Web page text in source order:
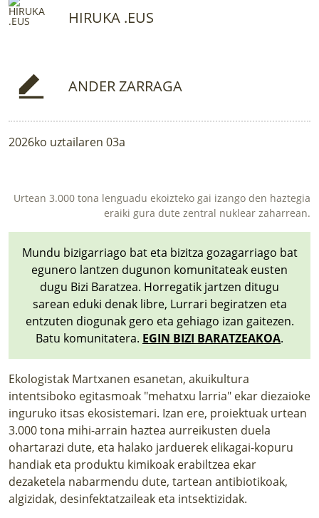
HIRUKA .EUS
ANDER ZARRAGA
2026ko uztailaren 03a
Urtean 3.000 tona lenguadu ekoizteko gai izango den haztegia
eraiki gura dute zentral nuklear zaharrean.
Mundu bizigarriago bat eta bizitza gozagarriago bat
egunero lantzen dugunon komunitateak eusten
dugu Bizi Baratzea. Horregatik jartzen ditugu
sarean eduki denak libre, Lurrari begiratzen eta
entzuten diogunak gero eta gehiago izan gaitezen.
Batu komunitatera. EGIN BIZI BARATZEAKOA.
Ekologistak Martxanen esanetan, akuikultura
intentsiboko egitasmoak "mehatxu larria" ekar diezaioke
inguruko itsas ekosistemari. Izan ere, proiektuak urtean
3.000 tona mihi-arrain haztea aurreikusten duela
ohartarazi dute, eta halako jarduerek elikagai-kopuru
handiak eta produktu kimikoak erabiltzea ekar
dezaketela nabarmendu dute, tartean antibiotikoak,
algizidak, desinfektatzaileak eta intsektizidak.